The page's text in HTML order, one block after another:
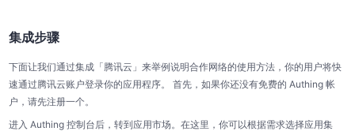
集成步骤
下面让我们通过集成「腾讯云」来举例说明合作网络的使用方法，你的用户将快
速通过腾讯云账户登录你的应用程序。 首先，如果你还没有免费的 Authing 帐
户，请先注册一个。
进入 Authing 控制台后，转到应用市场。在这里，你可以根据需求选择应用集